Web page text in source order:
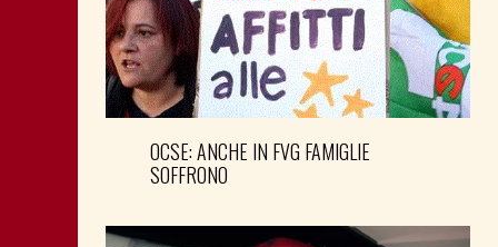
OCSE: ANCHE IN FVG FAMIGLIE
SOFFRONO